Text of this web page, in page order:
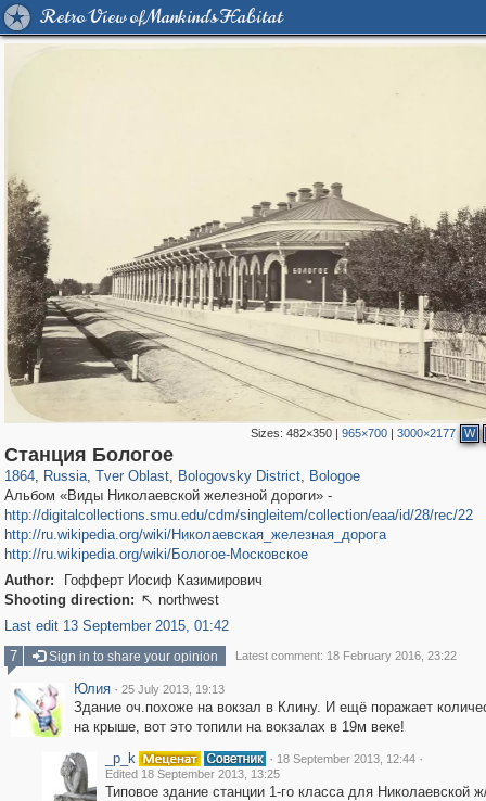
Retro View of Mankind's Habitat
Sizes: 482×350| 965×700| 3000×2177 W
Станция Бологое
1864, Russia
1,406,517 29,243
, Tver Oblast
22,593 544
, Bologovsky District, Bologoe
Альбом «Виды Николаевской железной дороги» -
http://digitalcollections.smu.edu/cdm/singleitem/collection/eaa/id/28/rec/22
http://ru.wikipedia.org/wiki/Николаевская_железная_дорога
http://ru.wikipedia.org/wiki/Бологое-Московское
Author:
Гофферт Иосиф Казимирович
Shooting direction:  northwest
Last edit 13 September 2015, 01:42
7
Sign in to share your opinion Latest comment: 18 February 2016, 23:22
Юлия · 25 July 2013, 19:13
Здание оч.похоже на вокзал в Клину. И ещё поражает
на крыше, вот это топили на вокзалах в 19м веке!
_p_k
· 18 September 2013, 12:44 ·
Edited 18 September 2013, 13:25
Типовое здание станции 1-го класса для Николаевской